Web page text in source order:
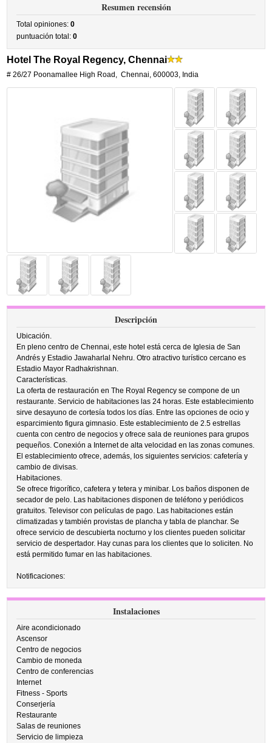
Resumen recensión
Total opiniones:0
puntuación total:0
Hotel The Royal Regency, Chennai
# 26/27 Poonamallee High Road , Chennai,600003, India
Descripción
Ubicación.
En pleno centro de Chennai, este hotel está cerca de Iglesia de San
Andrés y Estadio Jawaharlal Nehru. Otro atractivo turístico cercano es
Estadio Mayor Radhakrishnan.
Características.
La oferta de restauración en The Royal Regency se compone de un
restaurante. Servicio de habitaciones las 24 horas. Este establecimiento
sirve desayuno de cortesía todos los días. Entre las opciones de ocio y
esparcimiento figura gimnasio. Este establecimiento de 2.5 estrellas
cuenta con centro de negocios y ofrece sala de reuniones para grupos
pequeños. Conexión a Internet de alta velocidad en las zonas comunes.
El establecimiento ofrece, además, los siguientes servicios: cafetería y
cambio de divisas.
Habitaciones.
Se ofrece frigorífico, cafetera y tetera y minibar. Los baños disponen de
secador de pelo. Las habitaciones disponen de teléfono y periódicos
gratuitos. Televisor con películas de pago. Las habitaciones están
climatizadas y también provistas de plancha y tabla de planchar. Se
ofrece servicio de descubierta nocturno y los clientes pueden solicitar
servicio de despertador. Hay cunas para los clientes que lo soliciten. No
está permitido fumar en las habitaciones.
Notificaciones:
Instalaciones
Aire acondicionado
Ascensor
Centro de negocios
Cambio de moneda
Centro de conferencias
Internet
Fitness - Sports
Conserjería
Restaurante
Salas de reuniones
Servicio de limpieza